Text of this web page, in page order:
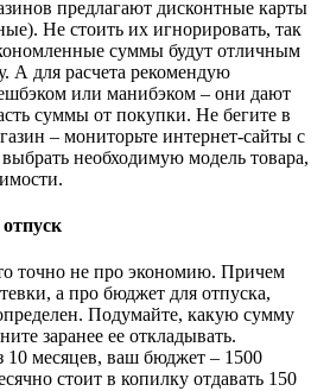
предлагают дисконтные карты
Не стоить их игнорировать, так
суммы будут отличным
А для расчета рекомендую
или манибэком – они дают
суммы от покупки. Не бегите в
– мониторьте интернет-сайты с
необходимую модель товара,
точно не про экономию. Причем
а про бюджет для отпуска,
Подумайте, какую сумму
заранее ее откладывать.
10 месяцев, ваш бюджет – 1500
стоит в копилку отдавать 150